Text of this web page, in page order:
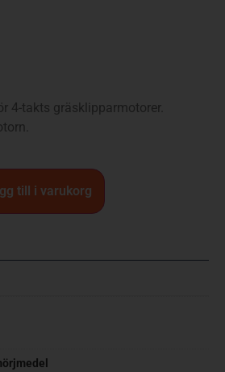
4-takts gräsklipparmotorer.
till i varukorg